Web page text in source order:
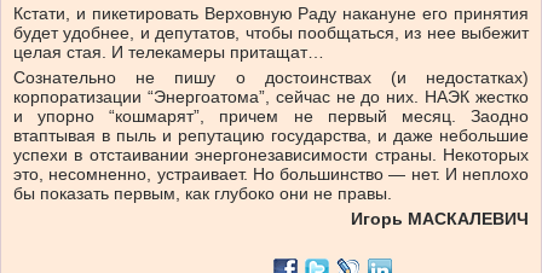
Кстати, и пикетировать Верховную Раду накануне его принятия
будет удобнее, и депутатов, чтобы пообщаться, из нее выбежит
целая стая. И телекамеры притащат…
Сознательно не пишу о достоинствах (и недостатках)
корпоратизации “Энергоатома”, сейчас не до них. НАЭК жестко
и упорно “кошмарят”, причем не первый месяц. Заодно
втаптывая в пыль и репутацию государства, и даже небольшие
успехи в отстаивании энергонезависимости страны. Некоторых
это, несомненно, устраивает. Но большинство — нет. И неплохо
бы показать первым, как глубоко они не правы.
Игорь МАСКАЛЕВИЧ